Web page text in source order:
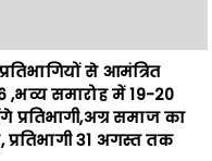
समाज का
प्रतिभागी 31 अगस्त तक